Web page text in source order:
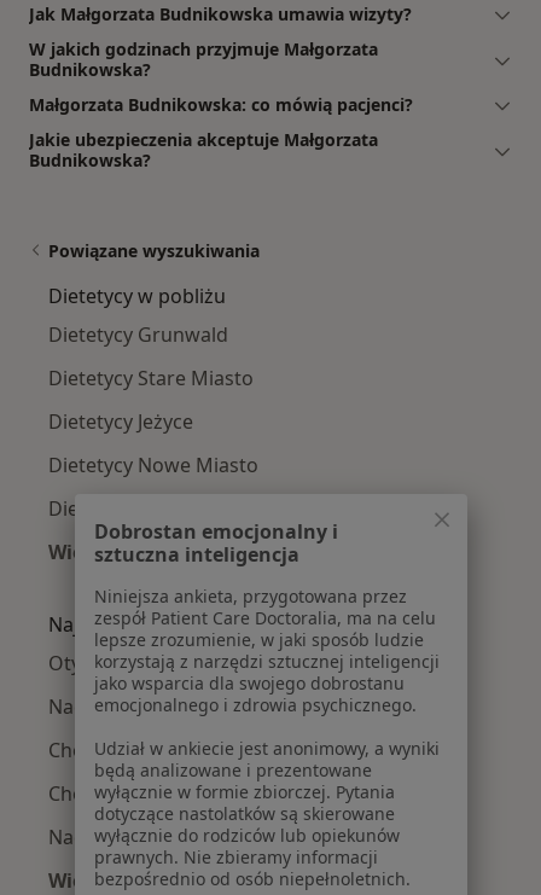
Jak Małgorzata Budnikowska umawia wizyty?
W jakich godzinach przyjmuje Małgorzata
Budnikowska?
Małgorzata Budnikowska: co mówią pacjenci?
Jakie ubezpieczenia akceptuje Małgorzata
Budnikowska?
Powiązane wyszukiwania
Dietetycy w pobliżu
Dietetycy Grunwald
Dietetycy Stare Miasto
Dietetycy Jeżyce
Dietetycy Nowe Miasto
Dietetycy Wilda
Więcej (1)
Najczęście leczone choroby
Otyłość w Poznaniu
Nadwaga w Poznaniu
Choroba Hashimoto w Poznaniu
Choroby dietozależne w Poznaniu
Nadciśnienie tętnicze w Poznaniu
Więcej (15)
Dobrostan emocjonalny i
sztuczna inteligencja
Niniejsza ankieta, przygotowana przez
zespół Patient Care Doctoralia, ma na celu
lepsze zrozumienie, w jaki sposób ludzie
korzystają z narzędzi sztucznej inteligencji
jako wsparcia dla swojego dobrostanu
emocjonalnego i zdrowia psychicznego.
Udział w ankiecie jest anonimowy, a wyniki
będą analizowane i prezentowane
wyłącznie w formie zbiorczej. Pytania
dotyczące nastolatków są skierowane
wyłącznie do rodziców lub opiekunów
prawnych. Nie zbieramy informacji
bezpośrednio od osób niepełnoletnich.